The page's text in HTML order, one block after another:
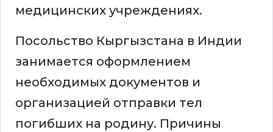
медицинских учреждениях.
Посольство Кыргызстана в Индии
занимается оформлением
необходимых документов и
организацией отправки тел
погибших на родину. Причины